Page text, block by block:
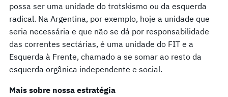
possa ser uma unidade do trotskismo ou da esquerda
radical. Na Argentina, por exemplo, hoje a unidade que
seria necessária e que não se dá por responsabilidade
das correntes sectárias, é uma unidade do FIT e a
Esquerda à Frente, chamado a se somar ao resto da
esquerda orgânica independente e social.
Mais sobre nossa estratégia